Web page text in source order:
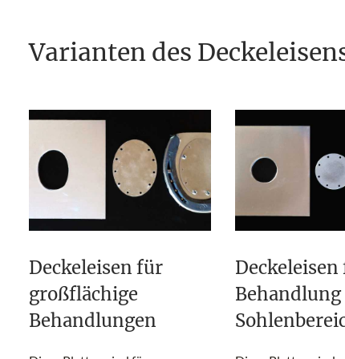
Varianten des
Deckeleisen für
großflächige
Behandlungen